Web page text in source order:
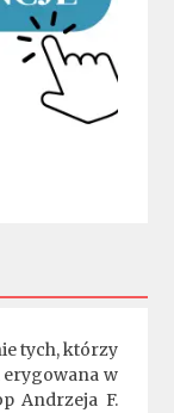
tych, którzy
erygowana w
Andrzeja F.